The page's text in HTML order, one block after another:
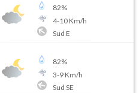
82%
4-10Km/h
Sud E
82%
3-9Km/h
Sud SE